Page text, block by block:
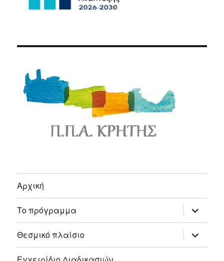
Αρχική
Το πρόγραμμα
expand
child
menu
Θεσμικό πλαίσιο
expand
child
menu